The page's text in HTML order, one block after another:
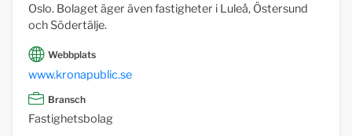
Oslo. Bolaget äger även fastigheter i Luleå, Östersund
och Södertälje.
Webbplats
www.kronapublic.se
Bransch
Fastighetsbolag